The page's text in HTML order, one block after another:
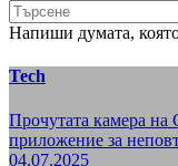
Напиши думата,
Tech
Прочутата камера на
приложение за
04.07.2025